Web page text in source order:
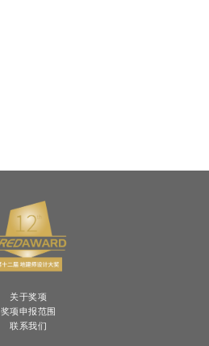
关于奖项
奖项申报范围
联系我们